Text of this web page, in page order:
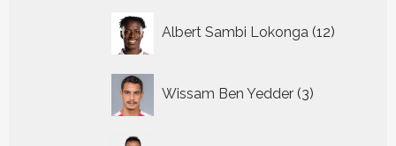
Albert Sambi Lokonga 12
Wissam Ben Yedder 3
producten